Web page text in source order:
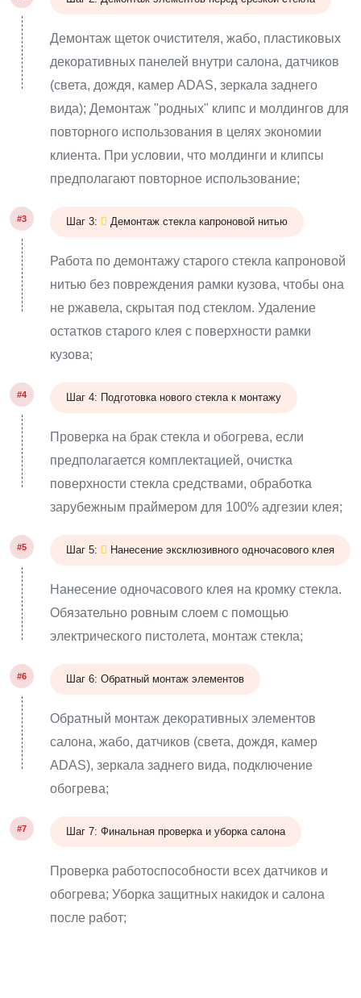
Демонтаж щеток очистителя, жабо, пластиковых
декоративных панелей внутри салона, датчиков
(света, дождя, камер ADAS, зеркала заднего
вида); Демонтаж "родных" клипс и молдингов для
повторного использования в целях экономии
клиента. При условии, что молдинги и клипсы
предполагают повторное использование;
#3 Шаг 3: Демонтаж стекла капроновой нитью
Работа по демонтажу старого стекла капроновой
нитью без повреждения рамки кузова, чтобы она
не ржавела, скрытая под стеклом. Удаление
остатков старого клея с поверхности рамки
кузова;
#4 Шаг 4: Подготовка нового стекла к монтажу
Проверка на брак стекла и обогрева, если
предполагается комплектацией, очистка
поверхности стекла средствами, обработка
зарубежным праймером для 100% адгезии клея;
#5 Шаг 5: Нанесение эксклюзивного одночасового клея
Нанесение одночасового клея на кромку стекла.
Обязательно ровным слоем с помощью
электрического пистолета, монтаж стекла;
#6 Шаг 6: Обратный монтаж элементов
Обратный монтаж декоративных элементов
салона, жабо, датчиков (света, дождя, камер
ADAS), зеркала заднего вида, подключение
обогрева;
#7 Шаг 7: Финальная проверка и уборка салона
Проверка работоспособности всех датчиков и
обогрева; Уборка защитных накидок и салона
после работ;